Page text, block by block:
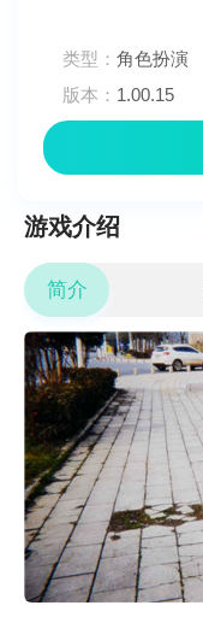
类型：角色扮演
版本： 1.00.15
游戏介绍
简介